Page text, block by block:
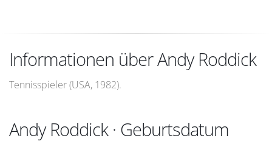
Informationen über Andy Roddick
Tennisspieler (USA, 1982).
Andy Roddick · Geburtsdatum